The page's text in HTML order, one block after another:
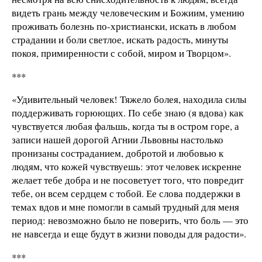
видеть грань между человеческим и Божиим, умению
проживать болезнь по-христиански, искать в любом
страдании и боли светлое, искать радость, минуты
покоя, примиренности с собой, миром и Творцом».
***
«Удивительный человек! Тяжело болея, находила силы
поддерживать горюющих. По себе знаю (я вдова) как
чувствуется любая фальшь, когда ты в остром горе, а
записи нашей дорогой Агнии Львовны настолько
пронизаны состраданием, добротой и любовью к
людям, что кожей чувствуешь: этот человек искренне
желает тебе добра и не посоветует того, что повредит
тебе, он всем сердцем с тобой. Ее слова поддержки в
темах вдов и мне помогли в самый трудный для меня
период: невозможно было не поверить, что боль — это
не навсегда и еще будут в жизни поводы для радости».
***